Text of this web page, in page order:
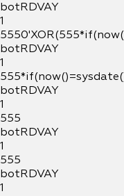
botRDVAY
1
botRDVAY
1
botRDVAY
1
555
botRDVAY
1
555
botRDVAY
1